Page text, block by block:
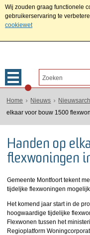
Wij zouden graag functionele
gebruikerservaring te
cookiewet
Home Nieuws
elkaar voor bouw 1500
Handen op
flexwoningen
Gemeente Montfoort tekent
tijdeljke flexwoningen
Het komend jaar start in de
hoogwaardige tijdelijke
Flexwonen tussen het
Regioplatform